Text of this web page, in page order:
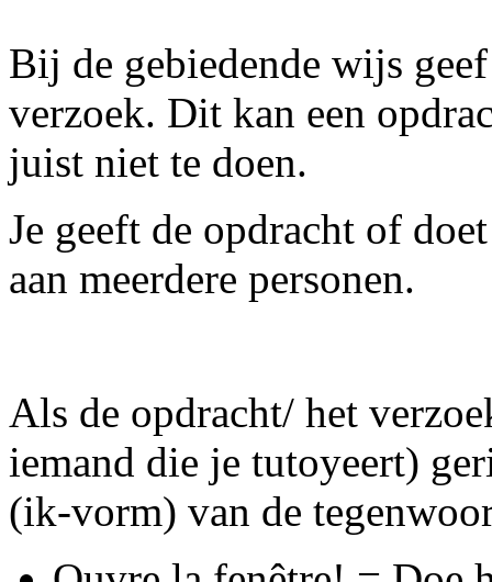
Bij de gebiedende wijs
verzoek. Dit kan een
juist niet te doen.
Je geeft de opdracht of
aan meerdere personen.
Als de opdracht/ het
iemand die je tutoyeert)
(ik-vorm) van de